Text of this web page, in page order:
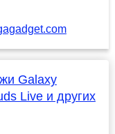
Galaxy
Live и других